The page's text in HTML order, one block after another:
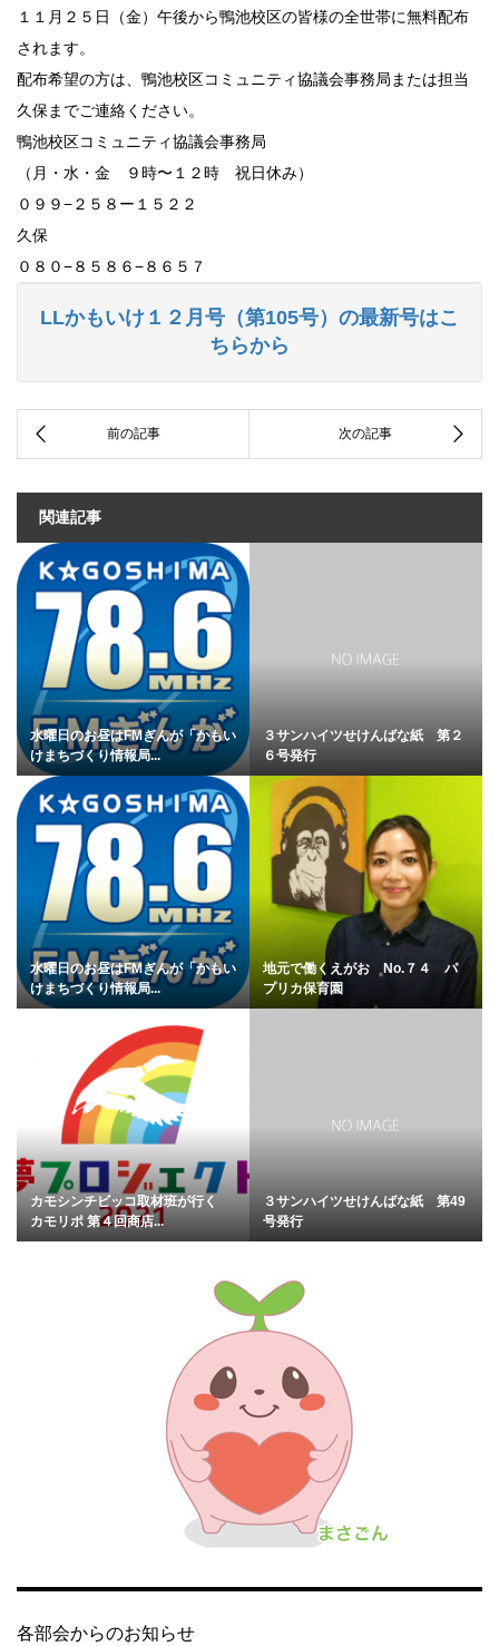
１１月２５日（金）午後から鴨池校区の皆様の全世帯に無料配布
されます。
配布希望の方は、鴨池校区コミュニティ協議会事務局または担当
久保までご連絡ください。
鴨池校区コミュニティ協議会事務局
（月・水・金 ９時〜１２時 祝日休み）
０９９−２５８ー１５２２
久保
０８０−８５８６−８６５７
LLかもいけ１２月号（第105号）の最新号はこ
ちらから
関連記事
水曜日のお昼はFMぎんが「かもい
けまちづくり情報局...
３サンハイツせけんばな紙 第２
６号発行
水曜日のお昼はFMぎんが「かもい
けまちづくり情報局...
地元で働くえがお No.７４ パ
プリカ保育園
カモシンチビッコ取材班が行く
カモリポ 第４回商店...
３サンハイツせけんばな紙 第49
号発行
各部会からのお知らせ